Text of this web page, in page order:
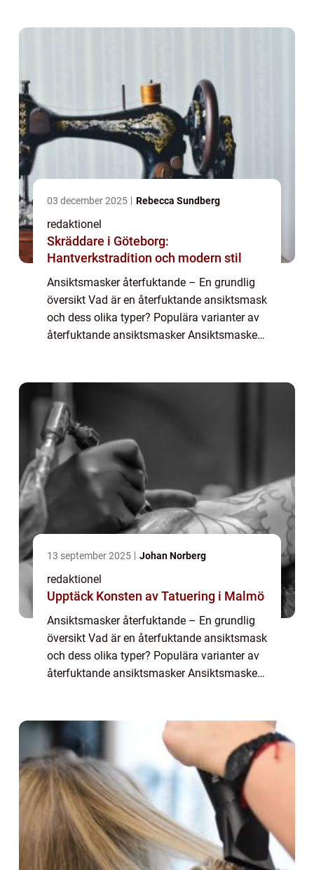
03 december 2025 Rebecca Sundberg
redaktionel
Skräddare i Göteborg:
Hantverkstradition och modern stil
Ansiktsmasker återfuktande – En grundlig
översikt Vad är en återfuktande ansiktsmask
och dess olika typer? Populära varianter av
återfuktande ansiktsmasker Ansiktsmasker
13 september 2025 Johan Norberg
redaktionel
Upptäck Konsten av Tatuering i Malmö
Ansiktsmasker återfuktande – En grundlig
översikt Vad är en återfuktande ansiktsmask
och dess olika typer? Populära varianter av
återfuktande ansiktsmasker Ansiktsmasker